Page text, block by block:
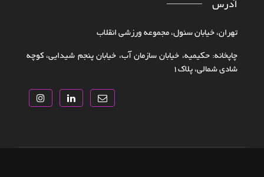
آدرس
تهران، خیابان سئول، مجموعه ورزشی انقلاب
چاپخانه: حکیمیه، خیابان سازمان آب، خیابان پنجم شیدایی، کوچه
شادی شمالی، پلاک‌۱